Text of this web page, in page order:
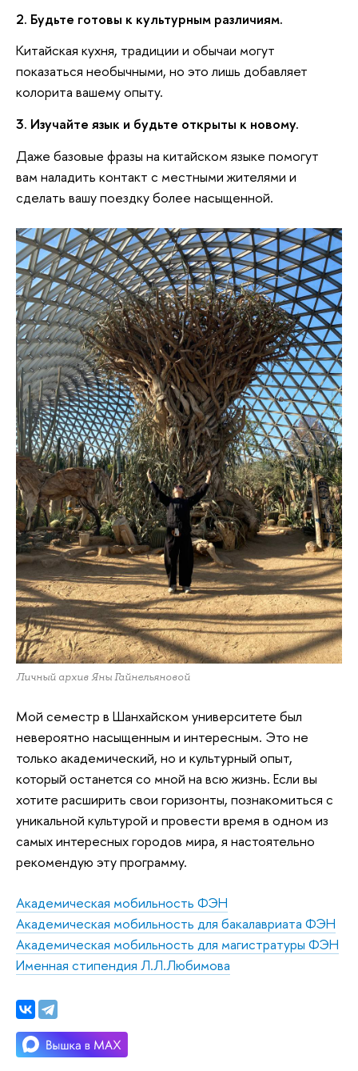
2. Будьте готовы к культурным различиям.
Китайская кухня, традиции и обычаи могут
показаться необычными, но это лишь добавляет
колорита вашему опыту.
3. Изучайте язык и будьте открыты к новому.
Даже базовые фразы на китайском языке помогут
вам наладить контакт с местными жителями и
сделать вашу поездку более насыщенной.
Личный архив Яны Гайнельяновой
Мой семестр в Шанхайском университете был
невероятно насыщенным и интересным. Это не
только академический, но и культурный опыт,
который останется со мной на всю жизнь. Если вы
хотите расширить свои горизонты, познакомиться с
уникальной культурой и провести время в одном из
самых интересных городов мира, я настоятельно
рекомендую эту программу.
Академическая мобильность ФЭН
Академическая мобильность для бакалавриата ФЭН
Академическая мобильность для магистратуры ФЭН
Именная стипендия Л.Л.Любимова